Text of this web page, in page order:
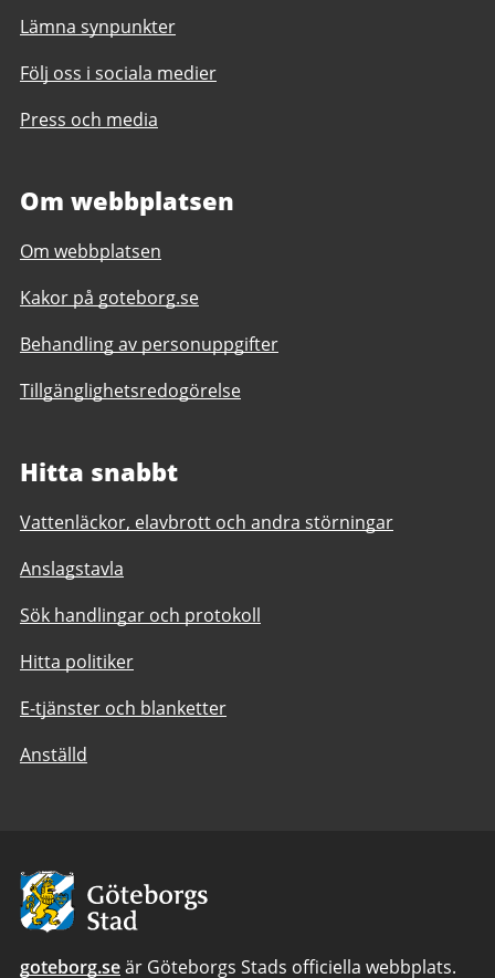
Lämna synpunkter
Följ oss i sociala medier
Press och media
Om webbplatsen
Om webbplatsen
Kakor på goteborg.se
Behandling av personuppgifter
Tillgänglighetsredogörelse
Hitta snabbt
Vattenläckor, elavbrott och andra störningar
Anslagstavla
Sök handlingar och protokoll
Hitta politiker
E-tjänster och blanketter
Anställd
Avsändare:
Göteborgs
Stad
goteborg.seär Göteborgs Stads officiella webbplats.